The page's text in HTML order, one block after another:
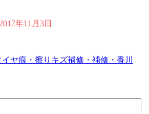
2017年11月3日
ヤ痕・擦りキズ補修・補修・香川